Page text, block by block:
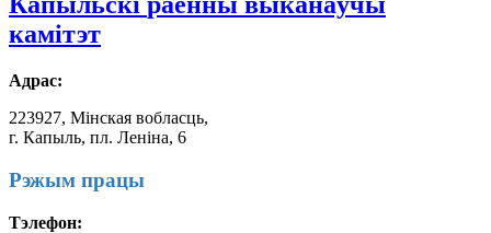
камітэт
Адрас:
223927, Мінская вобласць,
г. Капыль, пл. Леніна, 6
Рэжым працы
Тэлефон: